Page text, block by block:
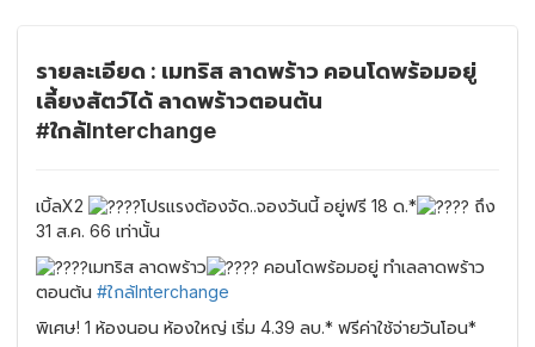
รายละเอียด : เมทริส ลาดพร้าว คอนโดพร้อมอยู่
เลี้ยงสัตว์ได้ ลาดพร้าวตอนต้น
#ใกล้Interchange
เบิ้ลX2 โปรแรงต้องจัด..จองวันนี้ อยู่ฟรี 18 ด.*
ถึง
31 ส.ค. 66 เท่านั้น
เมทริส ลาดพร้าว
คอนโดพร้อมอยู่ ทำเลลาดพร้าว
ตอนต้น #ใกล้Interchange
พิเศษ! 1 ห้องนอน ห้องใหญ่ เริ่ม 4.39 ลบ.* ฟรีค่าใช้จ่ายวันโอน*